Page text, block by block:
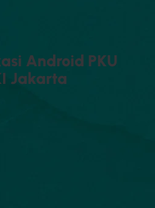
ASI ANDROID PKU
I JAKARTA